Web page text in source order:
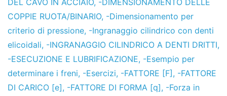
DEL CAVO IN ACCIAIO, -DIMENSIONAMENTO DELLE
COPPIE RUOTA/BINARIO, -Dimensionamento per
criterio di pressione, -Ingranaggio cilindrico con denti
elicoidali, -INGRANAGGIO CILINDRICO A DENTI DRITTI,
-ESECUZIONE E LUBRIFICAZIONE, -Esempio per
determinare i freni, -Esercizi, -FATTORE [F] , -FATTORE
DI CARICO [e], -FATTORE DI FORMA [q], -Forza in